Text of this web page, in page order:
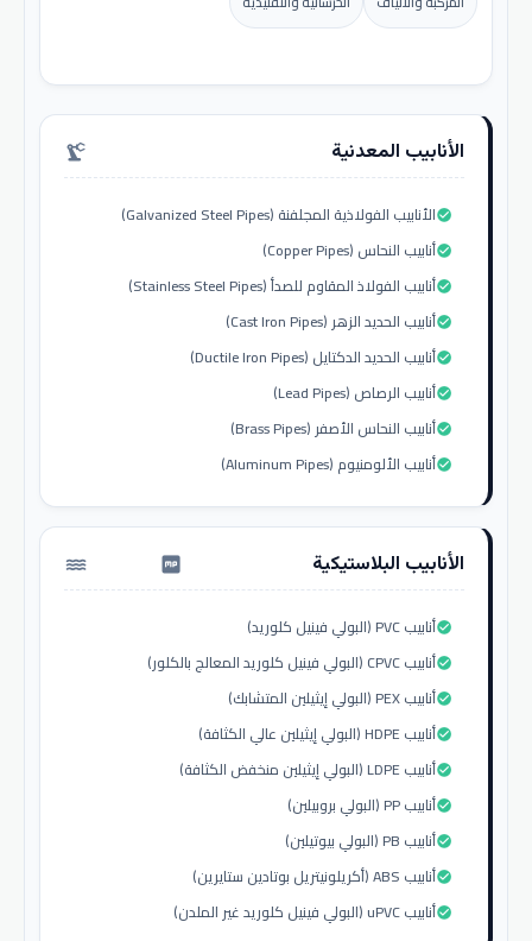
الأنابيب المعدنية precision_manufacturing
الأنابيب الفولاذية المجلفنة (Galvanized Steel Pipes)check_circle
أنابيب النحاس (Copper Pipes)check_circle
أنابيب الفولاذ المقاوم للصدأ (Stainless Steel Pipes)check_circle
أنابيب الحديد الزهر (Cast Iron Pipes)check_circle
أنابيب الحديد الدكتايل (Ductile Iron Pipes)check_circle
أنابيب الرصاص (Lead Pipes)check_circle
أنابيب النحاس الأصفر (Brass Pipes)check_circle
أنابيب الألومنيوم (Aluminum Pipes)check_circle
الأنابيب البلاستيكية water_pump
أنابيب PVC (البولي فينيل كلوريد)check_circle
أنابيب CPVC (البولي فينيل كلوريد المعالج بالكلور)check_circle
أنابيب PEX (البولي إيثيلين المتشابك)check_circle
أنابيب HDPE (البولي إيثيلين عالي الكثافة)check_circle
أنابيب LDPE (البولي إيثيلين منخفض الكثافة)check_circle
أنابيب PP (البولي بروبيلين)check_circle
أنابيب PB (البولي بيوتيلين)check_circle
أنابيب ABS (أكريلونيتريل بوتادين ستايرين)check_circle
أنابيب uPVC (البولي فينيل كلوريد غير الملدن)check_circle